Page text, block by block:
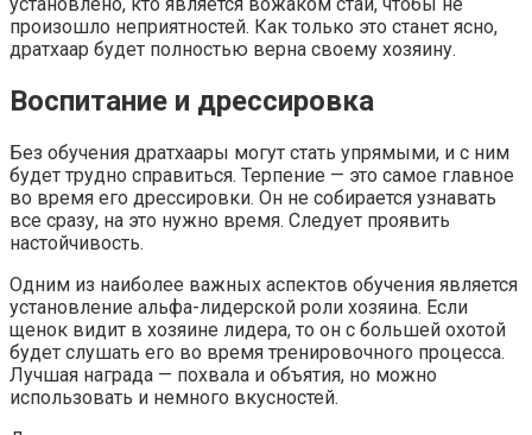
установлено, кто является вожаком стаи, чтобы не
произошло неприятностей. Как только это станет ясно,
дратхаар будет полностью верна своему хозяину.
Воспитание и дрессировка
Без обучения дратхаары могут стать упрямыми, и с ним
будет трудно справиться. Терпение — это самое главное
во время его дрессировки. Он не собирается узнавать
все сразу, на это нужно время. Следует проявить
настойчивость.
Одним из наиболее важных аспектов обучения является
установление альфа-лидерской роли хозяина. Если
щенок видит в хозяине лидера, то он с большей охотой
будет слушать его во время тренировочного процесса.
Лучшая награда — похвала и объятия, но можно
использовать и немного вкусностей.